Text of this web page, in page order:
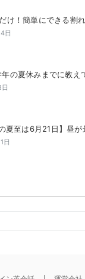
け！簡単にできる割
日
の夏休みまでに教え
夏至は6月21日】昼
日